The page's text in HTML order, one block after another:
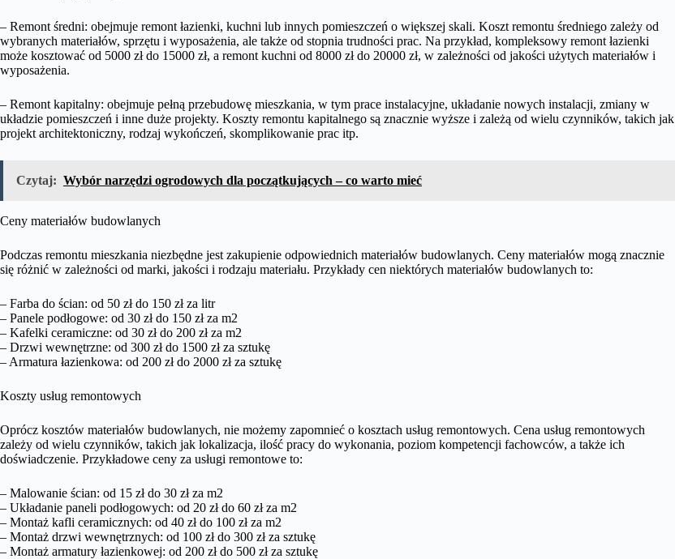
– Remont średni: obejmuje remont łazienki, kuchni lub innych pomieszczeń o większej skali. Koszt remontu średniego zależy od
wybranych materiałów, sprzętu i wyposażenia, ale także od stopnia trudności prac. Na przykład, kompleksowy remont łazienki
może kosztować od 5000 zł do 15000 zł, a remont kuchni od 8000 zł do 20000 zł, w zależności od jakości użytych materiałów i
wyposażenia.
– Remont kapitalny: obejmuje pełną przebudowę mieszkania, w tym prace instalacyjne, układanie nowych instalacji, zmiany w
układzie pomieszczeń i inne duże projekty. Koszty remontu kapitalnego są znacznie wyższe i zależą od wielu czynników, takich jak
projekt architektoniczny, rodzaj wykończeń, skomplikowanie prac itp.
Czytaj: Wybór narzędzi ogrodowych dla początkujących – co warto mieć
Ceny materiałów budowlanych
Podczas remontu mieszkania niezbędne jest zakupienie odpowiednich materiałów budowlanych. Ceny materiałów mogą znacznie
się różnić w zależności od marki, jakości i rodzaju materiału. Przykłady cen niektórych materiałów budowlanych to:
– Farba do ścian: od 50 zł do 150 zł za litr
– Panele podłogowe: od 30 zł do 150 zł za m2
– Kafelki ceramiczne: od 30 zł do 200 zł za m2
– Drzwi wewnętrzne: od 300 zł do 1500 zł za sztukę
– Armatura łazienkowa: od 200 zł do 2000 zł za sztukę
Koszty usług remontowych
Oprócz kosztów materiałów budowlanych, nie możemy zapomnieć o kosztach usług remontowych. Cena usług remontowych
zależy od wielu czynników, takich jak lokalizacja, ilość pracy do wykonania, poziom kompetencji fachowców, a także ich
doświadczenie. Przykładowe ceny za usługi remontowe to:
– Malowanie ścian: od 15 zł do 30 zł za m2
– Układanie paneli podłogowych: od 20 zł do 60 zł za m2
– Montaż kafli ceramicznych: od 40 zł do 100 zł za m2
– Montaż drzwi wewnętrznych: od 100 zł do 300 zł za sztukę
– Montaż armatury łazienkowej: od 200 zł do 500 zł za sztukę